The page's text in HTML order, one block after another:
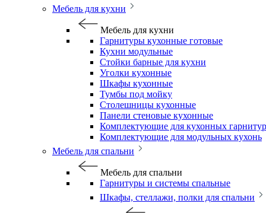
Мебель для кухни
Мебель для кухни
Гарнитуры кухонные готовые
Кухни модульные
Стойки барные для кухни
Уголки кухонные
Шкафы кухонные
Тумбы под мойку
Столешницы кухонные
Панели стеновые кухонные
Комплектующие для кухонных
Комплектующие для модульных кухонь
Мебель для спальни
Мебель для спальни
Гарнитуры и системы спальные
Шкафы, стеллажи, полки для спальни